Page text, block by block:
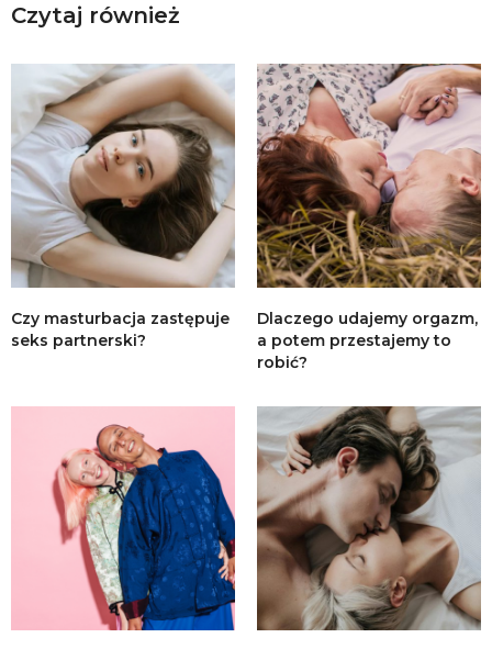
Czytaj również
Czy masturbacja zastępuje
seks partnerski?
Dlaczego udajemy orgazm,
a potem przestajemy to
robić?